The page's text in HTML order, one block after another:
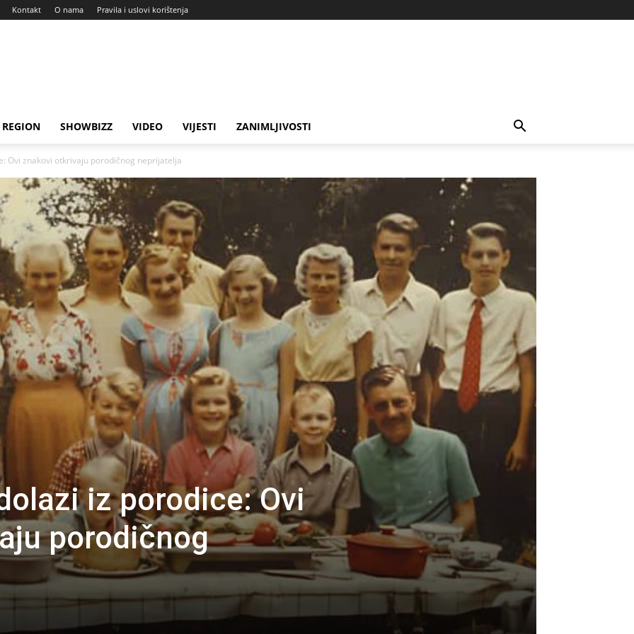
Kontakt O nama Pravila i uslovi korištenja
REGION SHOWBIZZ VIDEO VIJESTI ZANIMLJIVOSTI
Ovi znakovi otkrivaju porodičnog neprijatelja
iz porodice: Ovi
porodičnog